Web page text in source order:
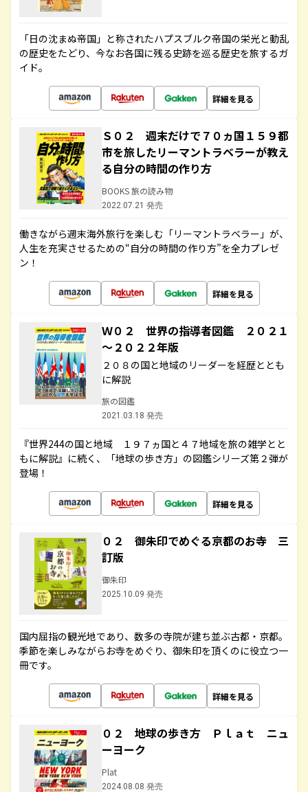
「日の沈まぬ帝国」と称されたハプスブルク帝国の栄光と動乱
の歴史をたどり、今なお各国に残る史跡を巡る歴史を旅するガ
イド。
詳細を見る
Ｓ０２ 週末だけで７０ヵ国１５９都
市を旅したリーマントラベラーが教え
る自分の時間の作り方
BOOKS 旅の読み物
2022.07.21 発売
働きながら週末海外旅行を楽しむ「リーマントラベラー」が、
人生を充実させるための“自分の時間の作り方”を全力プレゼ
ン！
詳細を見る
Ｗ０２ 世界の指導者図鑑 ２０２１
～２０２２年版
２０８の国と地域のリーダーを経歴ととも
に解説
旅の図鑑
2021.03.18 発売
『世界244の国と地域 １９７ヵ国と４７地域を旅の雑学とと
もに解説』に続く、「地球の歩き方」の図鑑シリーズ第２弾が
登場！
詳細を見る
０２ 御朱印でめぐる京都のお寺 三
訂版
御朱印
2025.10.09 発売
国内屈指の観光地であり、数多の寺院が建ち並ぶ古都・京都。
季節を楽しみながらお寺をめぐり、御朱印を頂くのに役立つ一
冊です。
詳細を見る
０２ 地球の歩き方 Ｐｌａｔ ニュ
ーヨーク
Plat
2024.08.08 発売